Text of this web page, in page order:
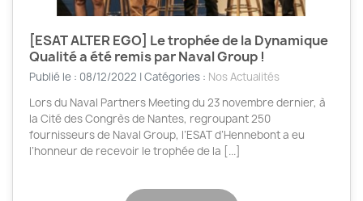
[ESAT ALTER EGO] Le trophée de la Dynamique
Qualité a été remis par Naval Group !
Publié le : 08/12/2022 | Catégories : Nos Actualités
Lors du Naval Partners Meeting du 23 novembre dernier, à
la Cité des Congrès de Nantes, regroupant 250
fournisseurs de Naval Group, l’ESAT d’Hennebont a eu
l’honneur de recevoir le trophée de la [...]